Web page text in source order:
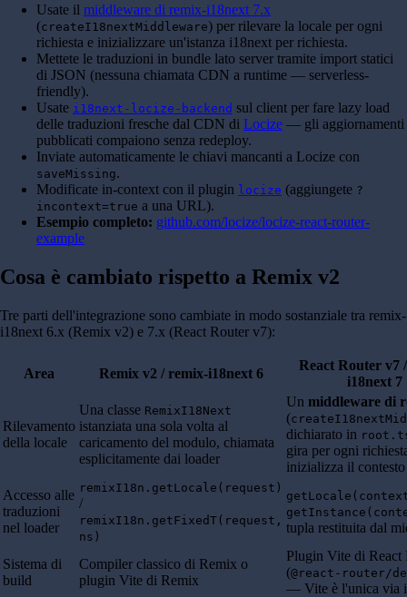
Usate il middleware di remix-i18next 7.x
(createI18nextMiddleware) per rilevare la locale per ogni
richiesta e inizializzare un'istanza i18next per richiesta.
Mettete le traduzioni in bundle lato server tramite import statici
di JSON (nessuna chiamata CDN a runtime — serverless-
friendly).
Usate i18next-locize-backend sul client per fare lazy load
delle traduzioni fresche dal CDN di Locize — gli aggiornamenti
pubblicati compaiono senza redeploy.
Inviate automaticamente le chiavi mancanti a Locize con
saveMissing.
Modificate in-context con il plugin locize (aggiungete ?
incontext=true a una URL).
Esempio completo: github.com/locize/locize-react-router-
example
Cosa è cambiato rispetto a Remix v2
Tre parti dell'integrazione sono cambiate in modo sostanziale tra remix-
i18next 6.x (Remix v2) e 7.x (React Router v7):
Area Remix v2 / remix-i18next 6
React Router v7
i18next 7
Rilevamento
della locale
Una classe RemixI18Next
istanziata una sola volta al
caricamento del modulo, chiamata
esplicitamente dai loader
Un middleware di
(
dichiarato in
gira per ogni
inizializza il contesto
Accesso alle
traduzioni
nel loader
remixI18n.getLocale(request)
/
remixI18n.getFixedT(request,
ns)
tupla restituita dal
Sistema di
build
Compiler classico di Remix o
plugin Vite di Remix
Plugin Vite di React
(@react-router/
— Vite è l'unica via